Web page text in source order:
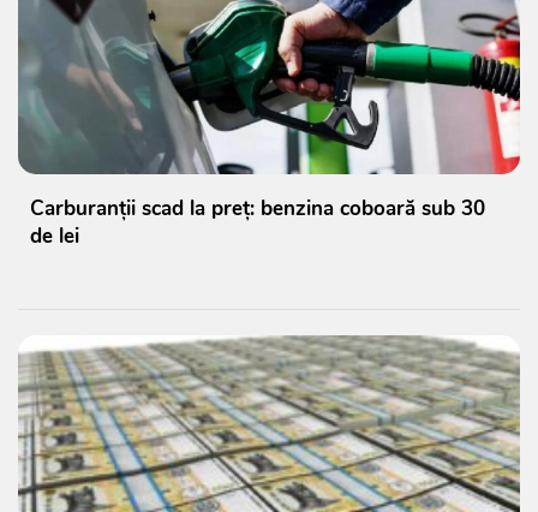
Carburanții scad la preț: benzina coboară sub 30
de lei